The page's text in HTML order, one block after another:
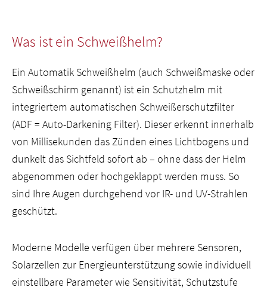
Was ist ein Schweißhelm?
Ein Automatik Schweißhelm (auch Schweißmaske oder
Schweißschirm genannt) ist ein Schutzhelm mit
integriertem automatischen Schweißerschutzfilter
(ADF = Auto-Darkening Filter). Dieser erkennt innerhalb
von Millisekunden das Zünden eines Lichtbogens und
dunkelt das Sichtfeld sofort ab – ohne dass der Helm
abgenommen oder hochgeklappt werden muss. So
sind Ihre Augen durchgehend vor IR- und UV-Strahlen
geschützt.
Moderne Modelle verfügen über mehrere Sensoren,
Solarzellen zur Energieunterstützung sowie individuell
einstellbare Parameter wie Sensitivität, Schutzstufe